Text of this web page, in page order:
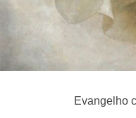
Evangelho